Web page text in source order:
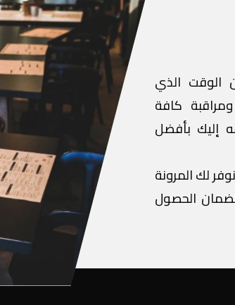
الوقت الذي
كافة
إليك بأفضل
لك المرونة
لضمان الحصول